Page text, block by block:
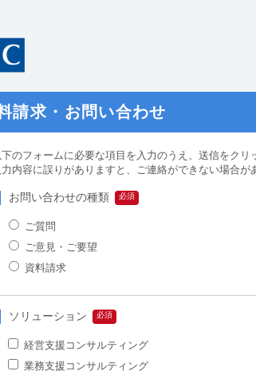
請求・お問い合わせ
下のフォームに必要な項目を入力のうえ、送信をクリ
力内容に誤りがありますと、ご連絡ができない場合が
お問い合わせの種類
ご質問
ご意見・ご要望
資料請求
ソリューション
経営支援コンサルティング
業務支援コンサルティング